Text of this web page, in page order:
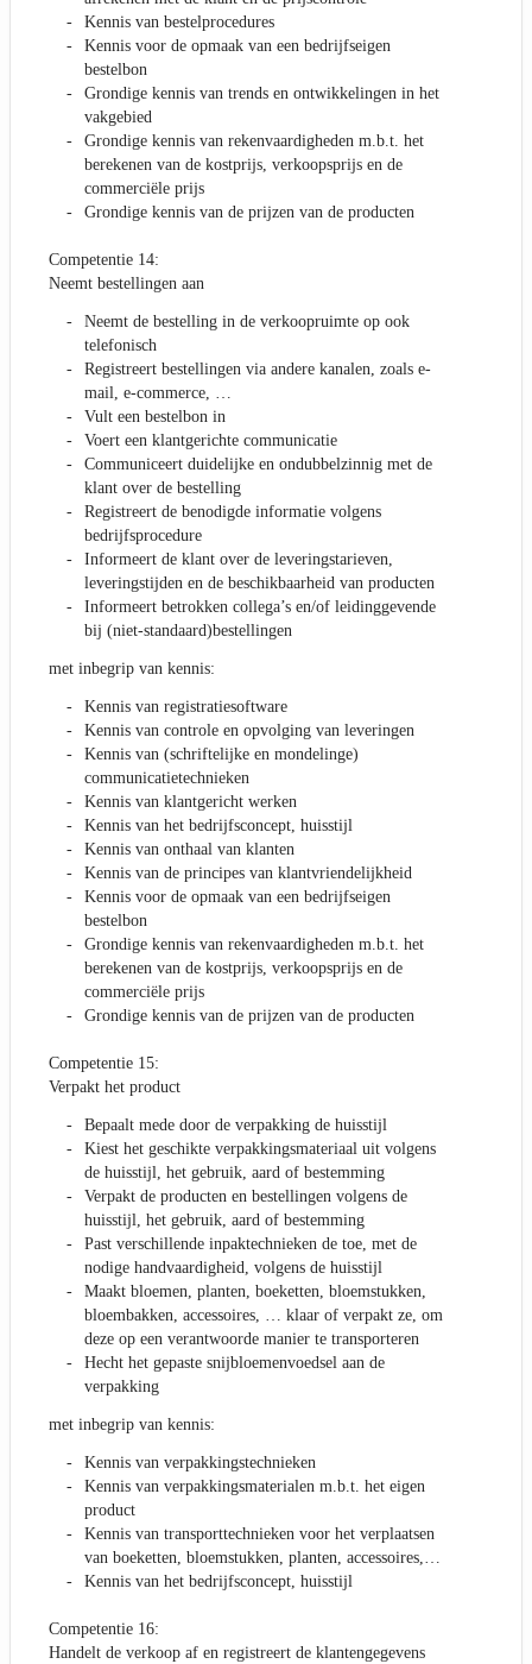
Kennis van bestelprocedures
Kennis voor de opmaak van een bedrijfseigen
bestelbon
Grondige kennis van trends en ontwikkelingen in het
vakgebied
Grondige kennis van rekenvaardigheden m.b.t. het
berekenen van de kostprijs, verkoopsprijs en de
commerciële prijs
Grondige kennis van de prijzen van de producten
Competentie 14:
Neemt bestellingen aan
Neemt de bestelling in de verkoopruimte op ook
telefonisch
Registreert bestellingen via andere kanalen, zoals e-
mail, e-commerce, …
Vult een bestelbon in
Voert een klantgerichte communicatie
Communiceert duidelijke en ondubbelzinnig met de
klant over de bestelling
Registreert de benodigde informatie volgens
bedrijfsprocedure
Informeert de klant over de leveringstarieven,
leveringstijden en de beschikbaarheid van producten
Informeert betrokken collega’s en/of leidinggevende
bij (niet-standaard)bestellingen
met inbegrip van kennis:
Kennis van registratiesoftware
Kennis van controle en opvolging van leveringen
Kennis van (schriftelijke en mondelinge)
communicatietechnieken
Kennis van klantgericht werken
Kennis van het bedrijfsconcept, huisstijl
Kennis van onthaal van klanten
Kennis van de principes van klantvriendelijkheid
Kennis voor de opmaak van een bedrijfseigen
bestelbon
Grondige kennis van rekenvaardigheden m.b.t. het
berekenen van de kostprijs, verkoopsprijs en de
commerciële prijs
Grondige kennis van de prijzen van de producten
Competentie 15:
Verpakt het product
Bepaalt mede door de verpakking de huisstijl
Kiest het geschikte verpakkingsmateriaal uit volgens
de huisstijl, het gebruik, aard of bestemming
Verpakt de producten en bestellingen volgens de
huisstijl, het gebruik, aard of bestemming
Past verschillende inpaktechnieken de toe, met de
nodige handvaardigheid, volgens de huisstijl
Maakt bloemen, planten, boeketten, bloemstukken,
bloembakken, accessoires, … klaar of verpakt ze, om
deze op een verantwoorde manier te transporteren
Hecht het gepaste snijbloemenvoedsel aan de
verpakking
met inbegrip van kennis:
Kennis van verpakkingstechnieken
Kennis van verpakkingsmaterialen m.b.t. het eigen
product
Kennis van transporttechnieken voor het verplaatsen
van boeketten, bloemstukken, planten, accessoires,…
Kennis van het bedrijfsconcept, huisstijl
Competentie 16:
Handelt de verkoop af en registreert de klantengegevens